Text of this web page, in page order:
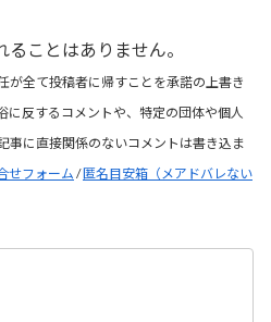
ことはありません。
が全て投稿者に帰すことを承諾の上書き
に反するコメントや、特定の団体や個人
事に直接関係のないコメントは書き込ま
せフォーム /匿名目安箱（メアドバレない